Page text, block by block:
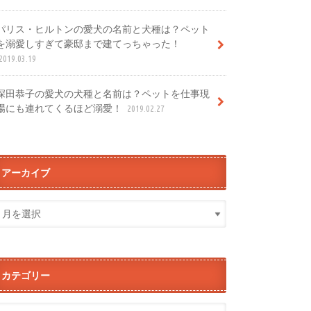
リス・ヒルトンの愛犬の名前と犬種は？ペット
溺愛しすぎて豪邸まで建てっちゃった！
2019.03.19
田恭子の愛犬の犬種と名前は？ペットを仕事現
にも連れてくるほど溺愛！
2019.02.27
アーカイブ
カテゴリー